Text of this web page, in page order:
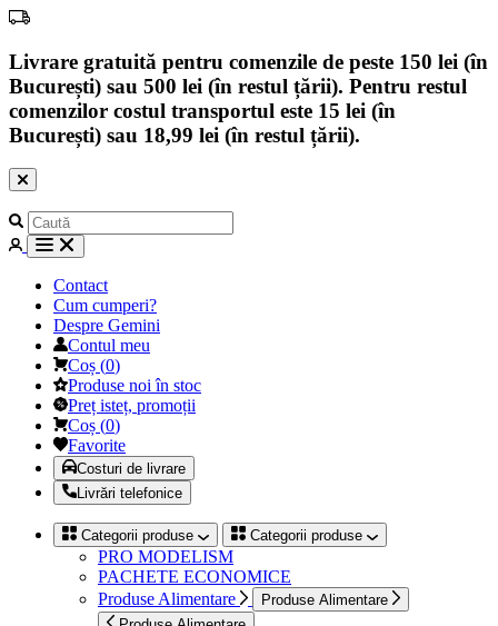
Livrare gratuită pentru comenzile de peste 150 lei (în
București) sau 500 lei (în restul țării). Pentru restul
comenzilor costul transportul este 15 lei (în
București) sau 18,99 lei (în restul țării).
Contact
Cum cumperi?
Despre Gemini
Contul meu
Coș (0)
Produse noi în stoc
Preț isteț, promoții
Coș (0)
Favorite
Costuri de livrare
Livrări telefonice
Categorii produse Categorii produse
PRO MODELISM
PACHETE ECONOMICE
Produse Alimentare
Produse Alimentare